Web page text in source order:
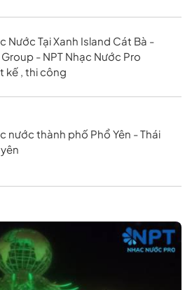
Nước Tại Xanh Island Cát Bà -
Group - NPT Nhạc Nước Pro
kế , thi công
nước thành phố Phổ Yên - Thái